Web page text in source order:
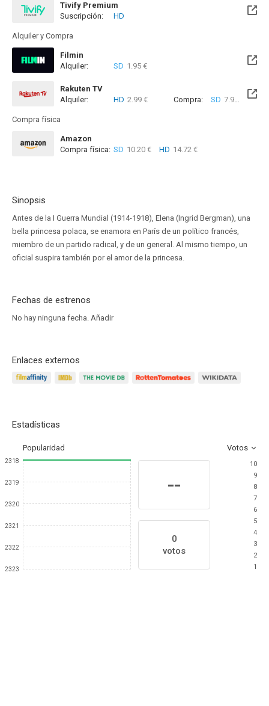
Tivify Premium
Disponible hasta el Mié, 09 May 2029 (Quedan 2 años)
Suscripción: HD
Alquiler y Compra
Filmin
Disponible hasta el Lun, 09 Nov 2026 (Quedan 3 meses)
Alquiler: SD 1.95 €
Rakuten TV
Alquiler:
HD 2.99 € Compra: SD 7.99 € HD
Compra física
Amazon
Compra física: SD 10.20 € HD 14.72 €
Sinopsis
Antes de la I Guerra Mundial (1914-1918), Elena (Ingrid Bergman), una
bella princesa polaca, se enamora en París de un político francés,
miembro de un partido radical, y de un general. Al mismo tiempo, un
oficial suspira también por el amor de la princesa.
Fechas de estrenos
No hay ninguna fecha. Añadir
Enlaces externos
Estadísticas
Popularidad Votos
2318
2319
2320
2321
2322
2323
--
0
votos
10
9
8
7
6
5
4
3
2
1